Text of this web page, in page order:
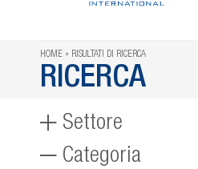
HOME RISULTATI DI RICERCA
RICERCA
Settore
Categoria